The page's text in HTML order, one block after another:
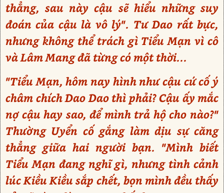
thẳng, sau này cậu sẽ hiểu những suy
đoán của cậu là vô lý". Tư Dao rất bực,
nhưng không thể trách gì Tiểu Mạn vì cô
và Lâm Mang đã từng có một thời...
"Tiểu Mạn, hôm nay hình như cậu cứ cố ý
châm chích Dao Dao thì phải? Cậu ấy mắc
nợ cậu hay sao, để mình trả hộ cho nào?"
Thường Uyển cố gắng làm dịu sự căng
thẳng giữa hai người bạn. "Mình biết
Tiểu Mạn đang nghĩ gì, nhưng tình cảnh
lúc Kiều Kiều sắp chết, bọn mình đều thấy